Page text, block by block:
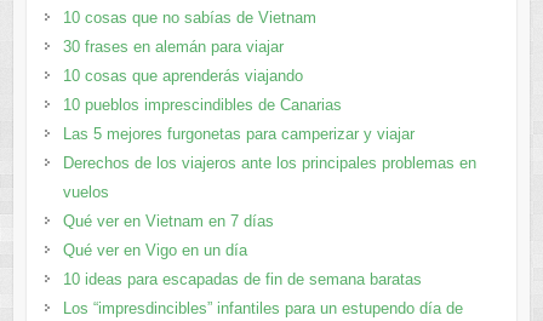
10 cosas que no sabías de Vietnam
30 frases en alemán para viajar
10 cosas que aprenderás viajando
10 pueblos imprescindibles de Canarias
Las 5 mejores furgonetas para camperizar y viajar
Derechos de los viajeros ante los principales problemas en
vuelos
Qué ver en Vietnam en 7 días
Qué ver en Vigo en un día
10 ideas para escapadas de fin de semana baratas
Los “impresdincibles” infantiles para un estupendo día de